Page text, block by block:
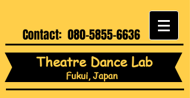
Contact: 080-5855-6636
Theatre Dance Lab
Fukui, Japan